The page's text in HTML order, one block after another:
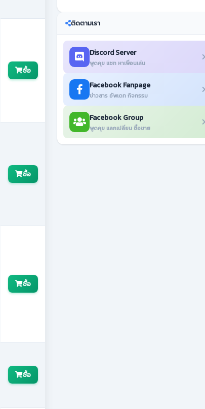
ซื้อ
ซื้อ
ซื้อ
ซื้อ
ติดตามเรา
Discord Server
พูดคุย แชท หาเพื่อนเล่น
Facebook Fanpage
ข่าวสาร อัพเดท กิจกรรม
Facebook Group
พูดคุย แลกเปลี่ยน ซื้อขาย